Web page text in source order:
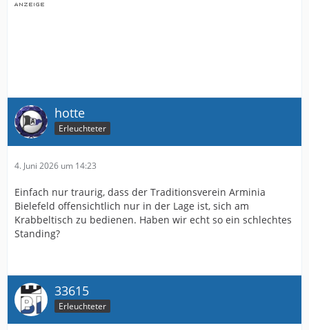
hotte
Erleuchteter
4. Juni 2026 um 14:23
Einfach nur traurig, dass der Traditionsverein Arminia
Bielefeld offensichtlich nur in der Lage ist, sich am
Krabbeltisch zu bedienen. Haben wir echt so ein schlechtes
Standing?
33615
Erleuchteter